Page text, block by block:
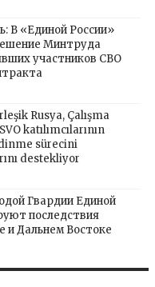
В «Единой России»
Минтруда
участников СВО
Rusya, Çalışma
katılımcılarının
sürecini
destekliyor
Гвардии Единой
последствия
и Дальнем Востоке